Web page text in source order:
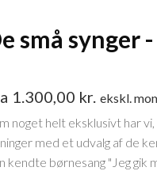
små synger
1.300,00 kr. ekskl.
noget helt eksklusivt har
med et udvalg af de
kendte børnesang "Jeg gik